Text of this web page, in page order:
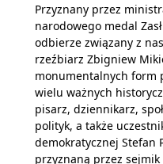
Przyznany przez
narodowego medal
odbierze związany z
rzeźbiarz Zbigniew
monumentalnych form
wielu ważnych
pisarz, dziennikarz,
polityk, a także
demokratycznej Stefan
przyznaną przez